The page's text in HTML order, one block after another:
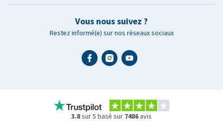
Vous nous suivez ?
Restez informé(e) sur nos réseaux sociaux
3.8sur 5 basé sur 7486 avis